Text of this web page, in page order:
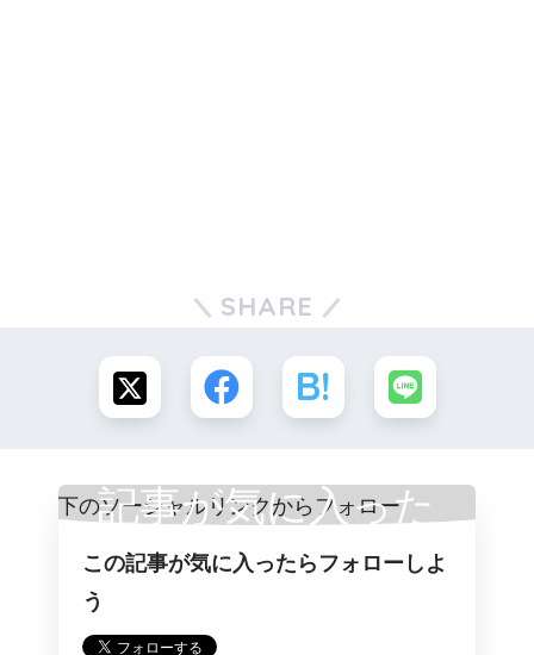
SHARE
記事が気に入った
らフォロー
この記事が気に入ったらフォローしよ
う